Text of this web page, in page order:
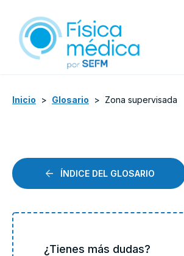
Inicio > Glosario > Zona supervisada
ÍNDICE DEL GLOSARIO
¿Tienes más dudas?